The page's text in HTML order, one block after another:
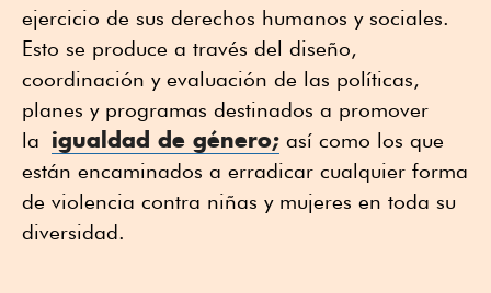
ejercicio de sus derechos humanos y sociales.
Esto se produce a través del diseño,
coordinación y evaluación de las políticas,
planes y programas destinados a promover
la igualdad de género; así como los que
están encaminados a erradicar cualquier forma
de violencia contra niñas y mujeres en toda su
diversidad.